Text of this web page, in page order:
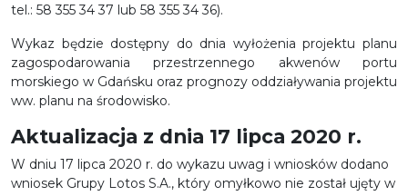
tel.: 58 355 34 37 lub 58 355 34 36).
Wykaz będzie dostępny do dnia wyłożenia projektu planu
zagospodarowania przestrzennego akwenów portu
morskiego w Gdańsku oraz prognozy oddziaływania projektu
ww. planu na środowisko.
Aktualizacja z dnia 17 lipca 2020 r.
W dniu 17 lipca 2020 r. do wykazu uwag i wniosków dodano
wniosek Grupy Lotos S.A., który omyłkowo nie został ujęty w